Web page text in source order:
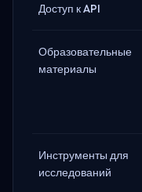
Доступ к API
Образовательные
материалы
Инструменты для
исследований